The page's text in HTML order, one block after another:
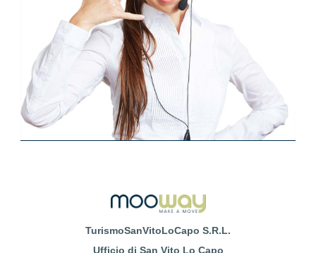
TurismoSanVitoLoCapo S.R.L.
Ufficio di San Vito Lo Capo